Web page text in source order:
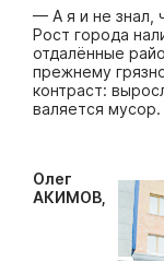
— А я и не знал,
Рост города
отдалённые
прежнему
контраст:
валяется мусор.
Олег
АКИМОВ,